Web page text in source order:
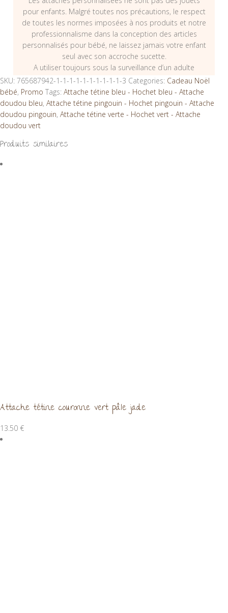
pour enfants. Malgré toutes nos précautions, le respect
de toutes les normes imposées à nos produits et notre
professionnalisme dans la conception des articles
personnalisés pour bébé, ne laissez jamais votre enfant
seul avec son accroche sucette.
A utiliser toujours sous la surveillance d’un adulte
SKU: 765687942-1-1-1-1-1-1-1-1-1-1-3 Categories: Cadeau Noël
bébé, Promo Tags: Attache tétine bleu - Hochet bleu - Attache
doudou bleu, Attache tétine pingouin - Hochet pingouin - Attache
doudou pingouin, Attache tétine verte - Hochet vert - Attache
doudou vert
Produits similaires
Attache tétine couronne vert pâle jade
13.50 €